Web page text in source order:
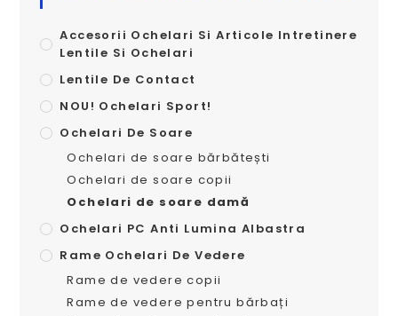
Accesorii Ochelari Si Articole Intretinere
Lentile Si Ochelari
Lentile De Contact
NOU! Ochelari Sport!
Ochelari De Soare
Ochelari de soare bărbătești
Ochelari de soare copii
Ochelari de soare damă
Ochelari PC Anti Lumina Albastra
Rame Ochelari De Vedere
Rame de vedere copii
Rame de vedere pentru bărbați